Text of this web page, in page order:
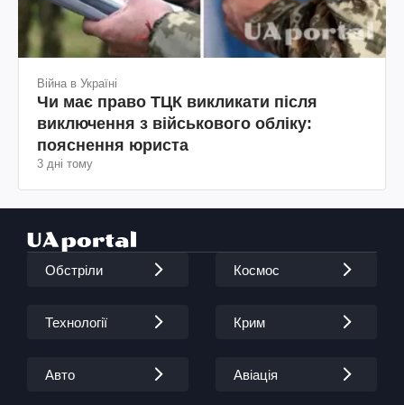
Війна в Україні
Чи має право ТЦК викликати після
виключення з військового обліку:
пояснення юриста
3 дні тому
Обстріли Космос
Технології Крим
Авто Авіація